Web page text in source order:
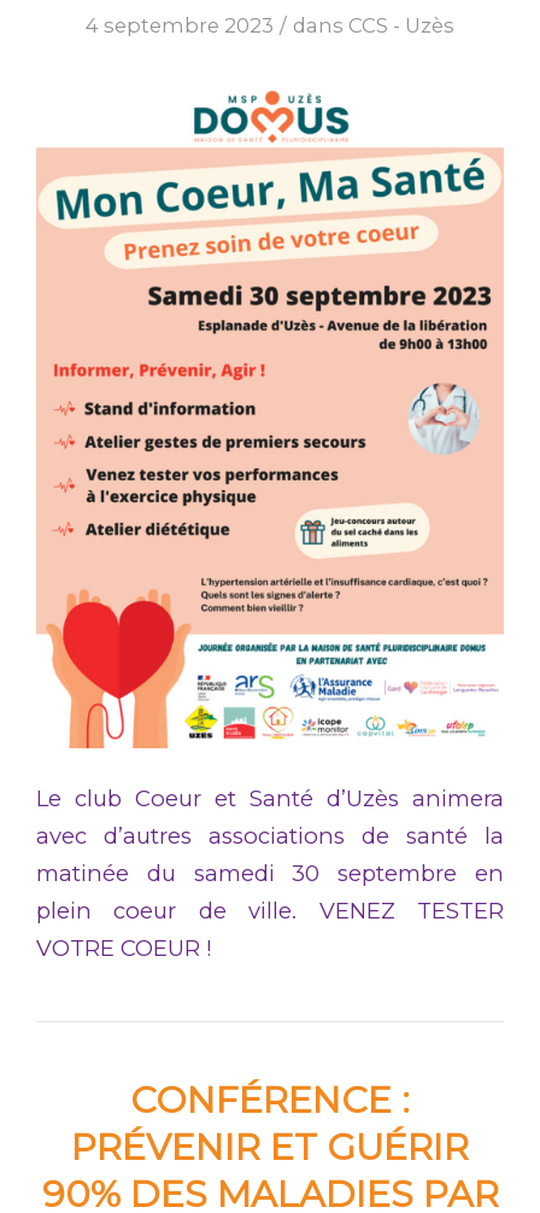
4 septembre 2023 / dans CCS - Uzès
Le club Coeur et Santé d’Uzès animera
avec d’autres associations de santé la
matinée du samedi 30 septembre en
plein coeur de ville. VENEZ TESTER
VOTRE COEUR !
CONFÉRENCE :
PRÉVENIR ET GUÉRIR
90% DES MALADIES PAR